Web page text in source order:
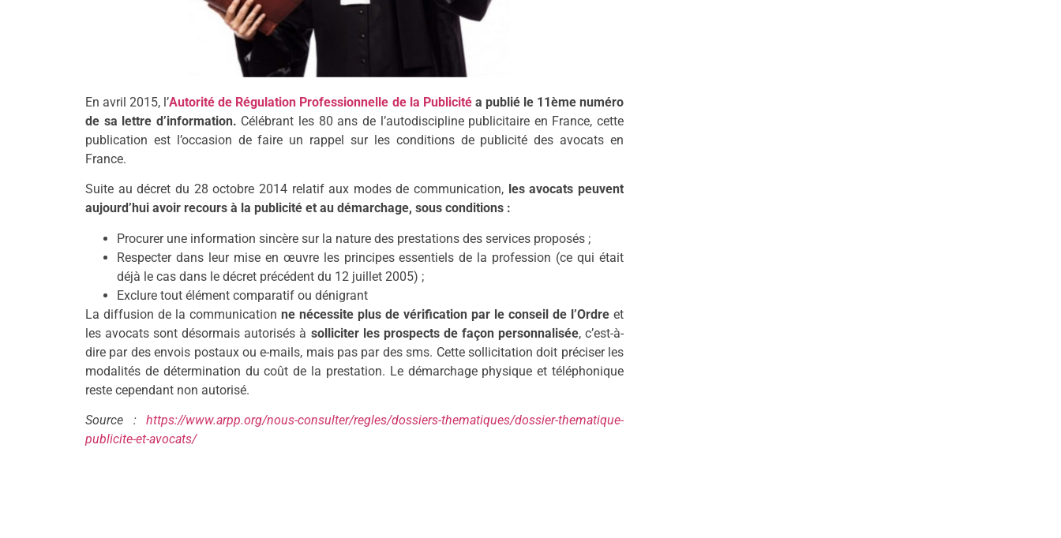
En avril 2015, l’Autorité de Régulation Professionnelle de la Publicitéa publié le 11ème numéro
de sa lettre d’information. Célébrant les 80 ans de l’autodiscipline publicitaire en France, cette
publication est l’occasion de faire un rappel sur les conditions de publicité des avocats en
France.
Suite au décret du 28 octobre 2014 relatif aux modes de communication, les avocats peuvent
aujourd’hui avoir recours à la publicité et au démarchage, sous conditions :
Procurer une information sincère sur la nature des prestations des services proposés ;
Respecter dans leur mise en œuvre les principes essentiels de la profession (ce qui était
déjà le cas dans le décret précédent du 12 juillet 2005) ;
Exclure tout élément comparatif ou dénigrant
La diffusion de la communication ne nécessite plus de vérification par le conseil de l’Ordre et
les avocats sont désormais autorisés à solliciter les prospects de façon personnalisée, c’est-à-
dire par des envois postaux ou e-mails, mais pas par des sms. Cette sollicitation doit préciser les
modalités de détermination du coût de la prestation. Le démarchage physique et téléphonique
reste cependant non autorisé.
Source : https://www.arpp.org/nous-consulter/regles/dossiers-thematiques/dossier-thematique-
publicite-et-avocats/